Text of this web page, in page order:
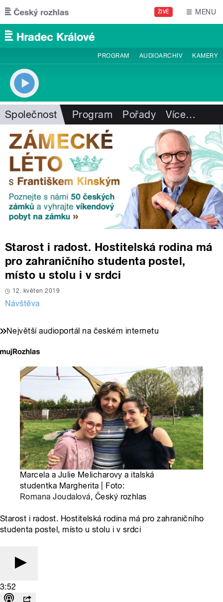
Přejít k hlavnímu obsahu
ŽIVĚ MENU
PROGRAM AUDIOARCHIV KAMERY
Společnost Program Pořady Více…
Starost i radost. Hostitelská rodina má
pro zahraničního studenta postel,
místo u stolu i v srdci
12. květen 2019
Návštěva
Největší audioportál na českém internetu
Marcela a Julie Melicharovy a italská
studentka Margherita | Foto:
Romana Joudalová, Český rozhlas
Starost i radost. Hostitelská rodina má pro zahraničního
studenta postel, místo u stolu i v srdci
3:52